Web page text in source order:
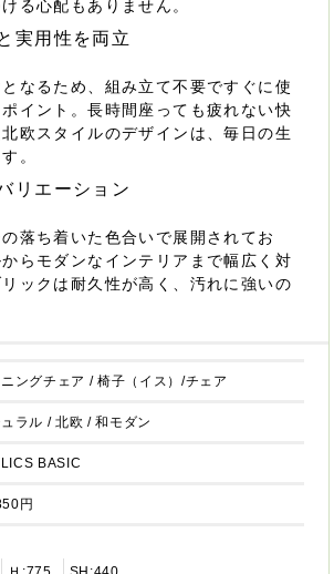
る心配もありません。
実用性を両立
なるため、組み立て不要ですぐに使
イント。長時間座っても疲れない快
欧スタイルのデザインは、毎日の生
。
リエーション
落ち着いた色合いで展開されてお
らモダンなインテリアまで幅広く対
ックは耐久性が高く、汚れに強いの
ングチェア /椅子（イス）/チェア
ラル /北欧 /和モダン
BASIC
円